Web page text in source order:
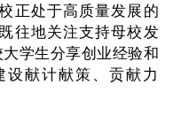
正处于高质量发展的
往地关注支持母校发
学生分享创业经验和
设献计献策、贡献力